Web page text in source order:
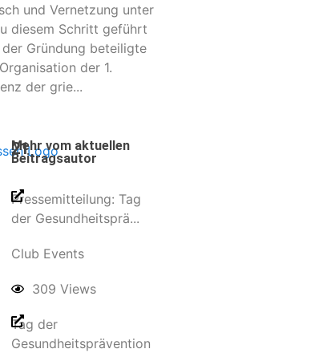
und Vernetzung unter
diesem Schritt geführt
Gründung beteiligte
der 1.
der grie...
Mehr vom aktuellen
Beitragsautor
21
Pressemitteilung: Tag
der Gesundheitsprä...
Club Events
309 Views
Tag der
Gesundheitsprävention